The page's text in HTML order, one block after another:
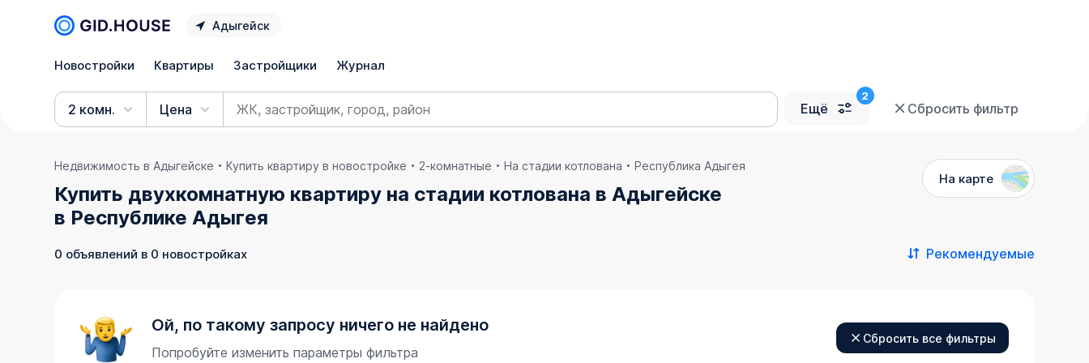
Адыгейск
Новостройки Квартиры Застройщики Журнал
2 комн. Цена Ещё Сбросить фильтр
Недвижимость в Адыгейске Купить квартиру в новостройке 2-комнатные На стадии котлована Республика Адыгея
Купить двухкомнатную квартиру на стадии котлована в Адыгейске
в Республике Адыгея
На карте
0 объявлений в 0 новостройках Рекомендуемые
Ой, по такому запросу ничего не найдено
Попробуйте изменить параметры фильтра
Сбросить все фильтры